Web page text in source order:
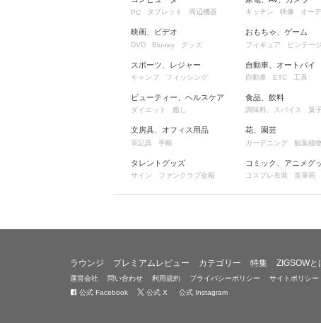
PC タブレット 周辺機器
映画、ビデオ
DVD Blu-ray グッズ
スポーツ、レジャー
キャンプ フィッシング
ビューティー、ヘルスケア
ダイエット 癒し
文房具、オフィス用品
筆記具 手帳
タレントグッズ
サイン ファンクラブ会報
キッチン 映像 オー
おもちゃ、ゲーム
フィギュア ビンテージ
自動車、オートバイ
自動車 ETC 工具
食品、飲料
調味料、スパイス 菓
花、園芸
ガーデニング 観葉植物
コミック、アニメグ
コスプレ衣装 直筆画
ラウンジ プレミアムレビュー カテゴリー 特集 ZIGSOWと
運営会社 問い合わせ 利用規約 プライバシーポリシー サイトポリシー
公式 Facebook
公式 X 公式 Instagram